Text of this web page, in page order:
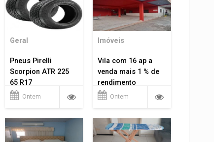
Geral
Pneus Pirelli
Scorpion ATR 225
65 R17
Ontem
Imóveis
Vila com 16 ap a
venda mais 1 % de
rendimento
Ontem